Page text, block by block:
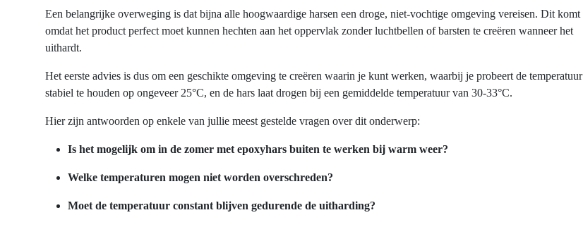
Een belangrijke overweging is dat bijna alle hoogwaardige harsen een droge, niet-vochtige omgeving vereisen. Dit komt
omdat het product perfect moet kunnen hechten aan het oppervlak zonder luchtbellen of barsten te creëren wanneer het
uithardt.
Het eerste advies is dus om een geschikte omgeving te creëren waarin je kunt werken, waarbij je probeert de temperatuur
stabiel te houden op ongeveer 25°C, en de hars laat drogen bij een gemiddelde temperatuur van 30-33°C.
Hier zijn antwoorden op enkele van jullie meest gestelde vragen over dit onderwerp:
Is het mogelijk om in de zomer met epoxyhars buiten te werken bij warm weer?
Welke temperaturen mogen niet worden overschreden?
Moet de temperatuur constant blijven gedurende de uitharding?